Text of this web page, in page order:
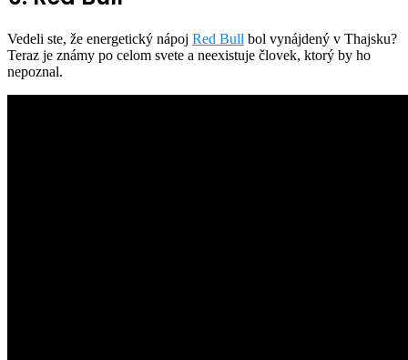
Vedeli ste, že energetický nápoj Red Bull bol vynájdený v Thajsku?
Teraz je známy po celom svete a neexistuje človek, ktorý by ho
nepoznal.